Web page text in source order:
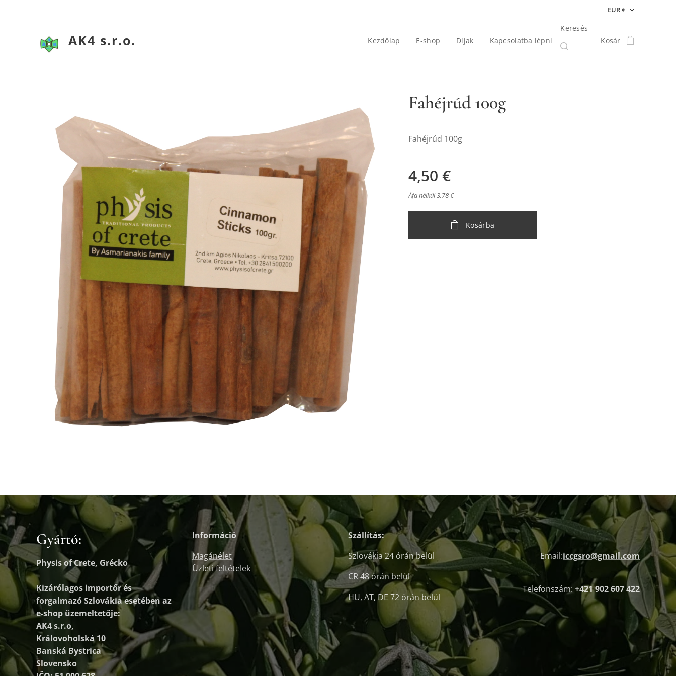
EUR€
AK4 s.r.o. Kezdőlap E-shop Díjak Kapcsolatba lépni
Keresés
Kosár
Fahéjrúd 100g
Fahéjrúd 100g
4,50 €
Áfa nélkül 3,78 €
Kosárba
Gyártó:
Physis of Crete, Grécko
Kizárólagos importőr és
forgalmazóSzlovákia esetében az
e-shop üzemeltetője:
AK4 s.r.o,
Královoholská 10
Banská Bystrica
Slovensko
Információ
Magánélet
Üzleti feltételek
Szállítás:
Szlovákia 24 órán belül
CR 48 órán belül
HU, AT, DE 72 órán belül
Email:iccgsro@gmail.com
Telefonszám: +421 902 607 422